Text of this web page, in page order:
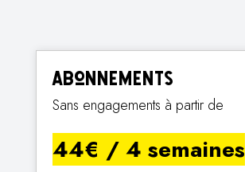
Abonnements
Sans engagements à partir de
44€ / 4 semaines